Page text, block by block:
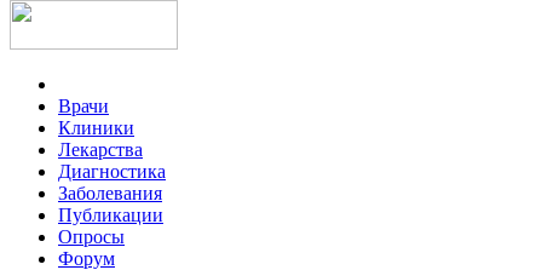
Врачи
Клиники
Лекарства
Диагностика
Заболевания
Публикации
Опросы
Форум